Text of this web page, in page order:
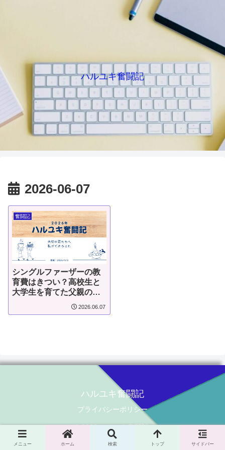
ハルユキ奮闘記
2026-06-07
奮闘記
シングルファーザーの教
育費はきつい？高校生と
大学生を育てた父親の現
2026.06.07
ハルユキ奮闘記
プライバシーポリシー
© 2023 ハルユキ奮闘記.
メニュー ホーム 検索 トップ サイドバー